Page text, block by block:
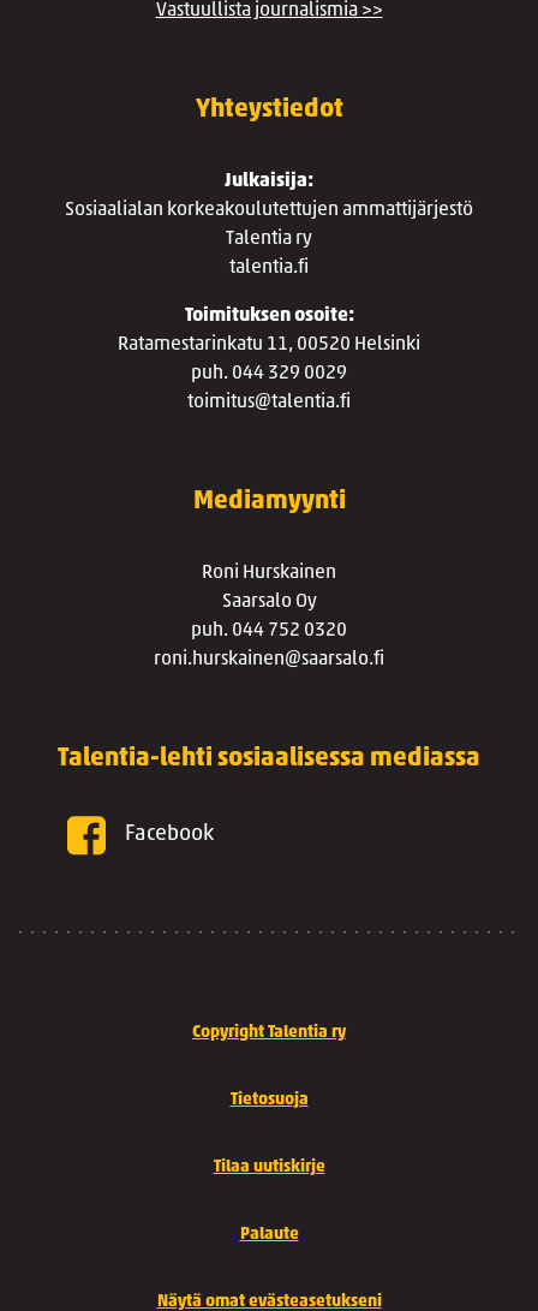
Vastuullista journalismia >>
Yhteystiedot
Julkaisija:
Sosiaalialan korkeakoulutettujen ammattijärjestö
Talentia ry
talentia.fi
Toimituksen osoite:
Ratamestarinkatu 11, 00520 Helsinki
puh. 044 329 0029
toimitus@talentia.fi
Mediamyynti
Roni Hurskainen
Saarsalo Oy
puh. 044 752 0320
roni.hurskainen@saarsalo.fi
Talentia-lehti sosiaalisessa mediassa
Facebook
Copyright Talentia ry
Tietosuoja
Tilaa uutiskirje
Palaute
Näytä omat evästeasetukseni